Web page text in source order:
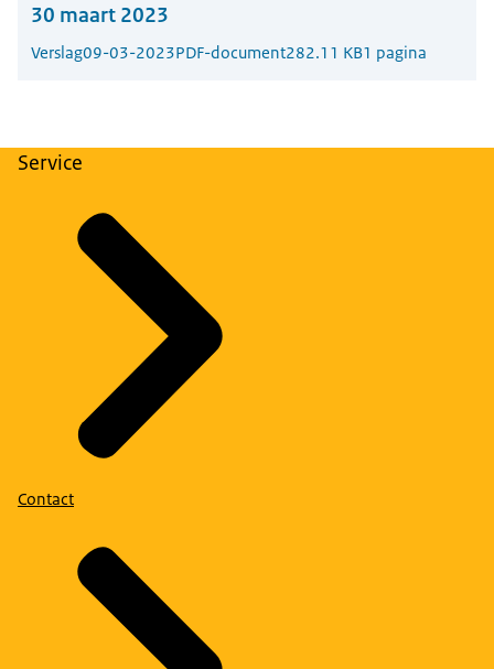
30 maart 2023
Verslag09-03-2023PDF-document282.11 KB1 pagina
Service
Contact